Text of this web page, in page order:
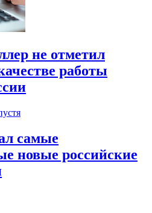
не отметил
работы
самые
новые российские